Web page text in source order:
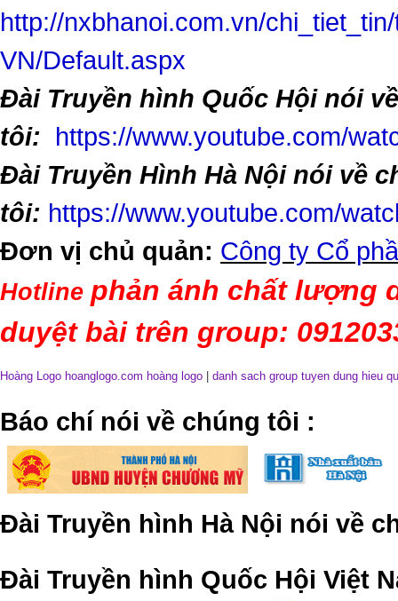
http://nxbhanoi.com.vn/
VN/Default.aspx
Đài Truyền hình Quốc Hội nói
tôi:
https://www.youtube.com/
Đài Truyền Hình Hà Nội nói về
tôi: https://www.youtube.com/
Đơn vị chủ quản: Công ty Cổ
Hotline phản ánh chất lượng
duyệt bài trên group:
Hoàng Logo hoanglogo.com hoàng logo danh sach group tuyen dung hieu
​Báo chí nói về chúng tôi :
Đài Truyền hình Hà Nội nói về
Đài Truyền hình Quốc Hội Việt